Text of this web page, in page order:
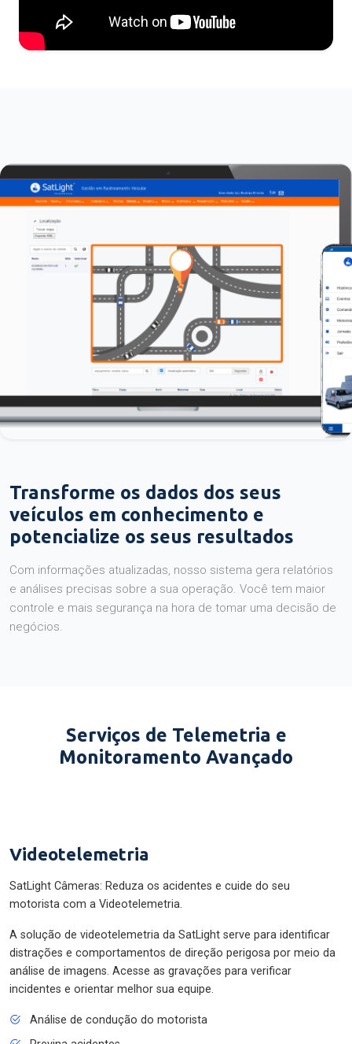
Transforme os dados dos seus
veículos em conhecimento e
potencialize os seus resultados
Com informações atualizadas, nosso sistema gera relatórios
e análises precisas sobre a sua operação. Você tem maior
controle e mais segurança na hora de tomar uma decisão de
negócios.
Serviços de Telemetria e
Monitoramento Avançado
Videotelemetria
SatLight Câmeras: Reduza os acidentes e cuide do seu
motorista com a Videotelemetria.
A solução de videotelemetria da SatLight serve para identificar
distrações e comportamentos de direção perigosa por meio da
análise de imagens. Acesse as gravações para verificar
incidentes e orientar melhor sua equipe.
Análise de condução do motorista